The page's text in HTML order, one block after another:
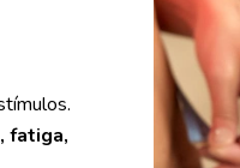
fatiga,